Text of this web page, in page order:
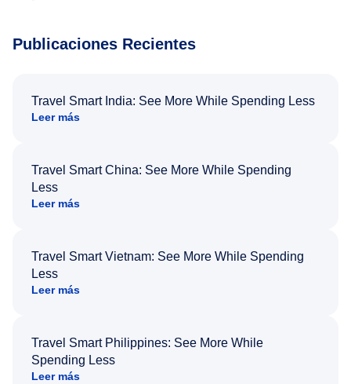
Publicaciones Recientes
Travel Smart India: See More While Spending Less
Leer más
Travel Smart China: See More While Spending
Less
Leer más
Travel Smart Vietnam: See More While Spending
Less
Leer más
Travel Smart Philippines: See More While
Spending Less
Leer más